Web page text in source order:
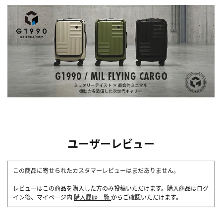
ユーザーレビュー
この商品に寄せられたカスタマーレビューはまだありません。
レビューはこの商品を購入した方のみ投稿いただけます。購入商品はログ
イン後、マイページ内 購入履歴一覧 からご確認いただけます。